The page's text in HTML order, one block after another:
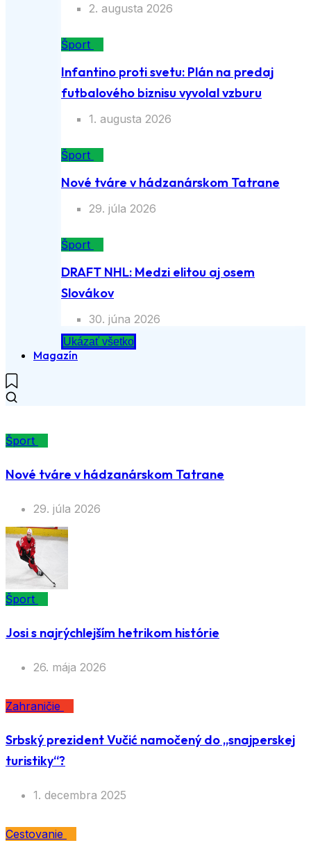
2. augusta 2026
Šport
Infantino proti svetu: Plán na predaj
futbalového biznisu vyvolal vzburu
1. augusta 2026
Šport
Nové tváre v hádzanárskom Tatrane
29. júla 2026
Šport
DRAFT NHL: Medzi elitou aj osem
Slovákov
30. júna 2026
Ukázať všetko
Magazín
Šport
Nové tváre v hádzanárskom Tatrane
29. júla 2026
Šport
Josi s najrýchlejším hetrikom histórie
26. mája 2026
Zahraničie
Srbský prezident Vučić namočený do „snajperskej
turistiky“?
1. decembra 2025
Cestovanie